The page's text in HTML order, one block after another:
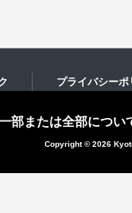
プライバシーポ
部または全部につ
Copyright © 2026